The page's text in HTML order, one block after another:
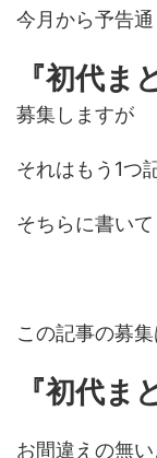
今月から予告通
『初代ま
募集しますが
それはもう1つ
そちらに書いて
この記事の募
『初代ま
お間違えの無